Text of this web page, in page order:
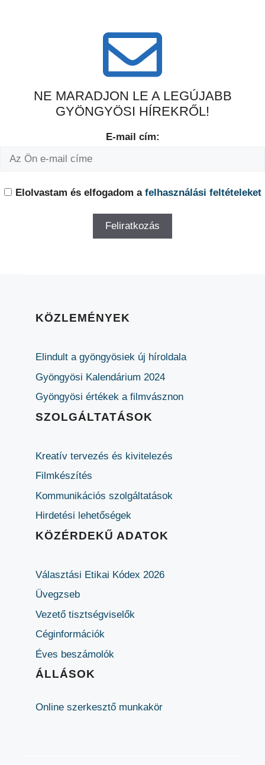
NE MARADJON LE A LEGÚJABB
GYÖNGYÖSI HÍREKRŐL!
E-mail cím:
Elolvastam és elfogadom a felhasználási feltételeket
KÖZLEMÉNYEK
Elindult a gyöngyösiek új híroldala
Gyöngyösi Kalendárium 2024
Gyöngyösi értékek a filmvásznon
SZOLGÁLTATÁSOK
Kreatív tervezés és kivitelezés
Filmkészítés
Kommunikációs szolgáltatások
Hirdetési lehetőségek
KÖZÉRDEKŰ ADATOK
Választási Etikai Kódex 2026
Üvegzseb
Vezető tisztségviselők
Céginformációk
Éves beszámolók
ÁLLÁSOK
Online szerkesztő munkakör